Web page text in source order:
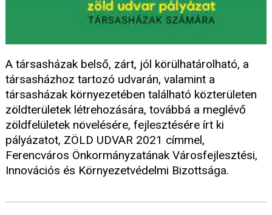
A társasházak belső, zárt, jól körülhatárolható, a
társasházhoz tartozó udvarán, valamint a
társasházak környezetében található közterületen
zöldterületek létrehozására, továbbá a meglévő
zöldfelületek növelésére, fejlesztésére írt ki
pályázatot, ZÖLD UDVAR 2021 címmel,
Ferencváros Önkormányzatának Városfejlesztési,
Innovációs és Környezetvédelmi Bizottsága.